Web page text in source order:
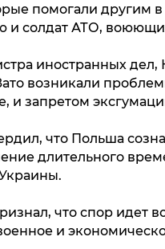
помогали другим
и солдат АТО,
иностранных дел,
возникали
и запретом
что Польша
длительного
что спор идет
и